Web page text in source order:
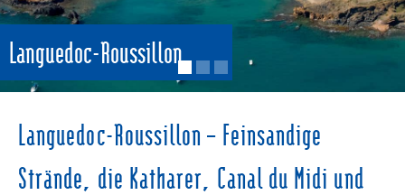
Languedoc-Roussillon
Languedoc-Roussillon – Feinsandige
Strände, die Katharer, Canal du Midi und